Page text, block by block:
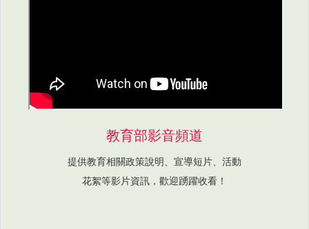
教育部影音頻道
提供教育相關政策說明、宣導短片、活動
花絮等影片資訊，歡迎踴躍收看！